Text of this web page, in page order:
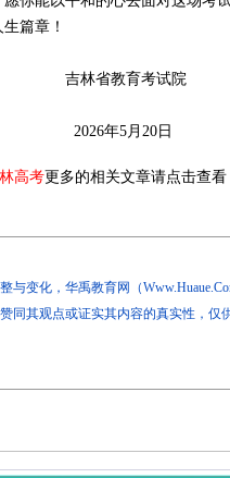
篇章！
考试院
20日
高考更多的相关文章请点击查看
与变化，华禹教育网（
同其观点或证实其内容的真实性，仅